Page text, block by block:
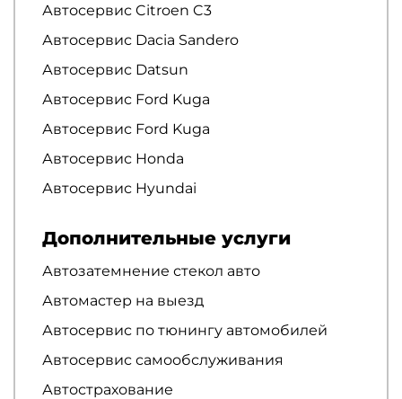
Автосервис Citroen C3
Автосервис Dacia Sandero
Автосервис Datsun
Автосервис Ford Kuga
Автосервис Ford Kuga
Автосервис Honda
Автосервис Hyundai
Дополнительные услуги
Автозатемнение стекол авто
Автомастер на выезд
Автосервис по тюнингу автомобилей
Автосервис самообслуживания
Автострахование